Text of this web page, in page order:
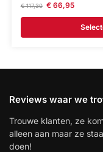
€117,30 €66,95
Reviews waar we
Trouwe klanten, ze
alleen aan maar ze
doen!